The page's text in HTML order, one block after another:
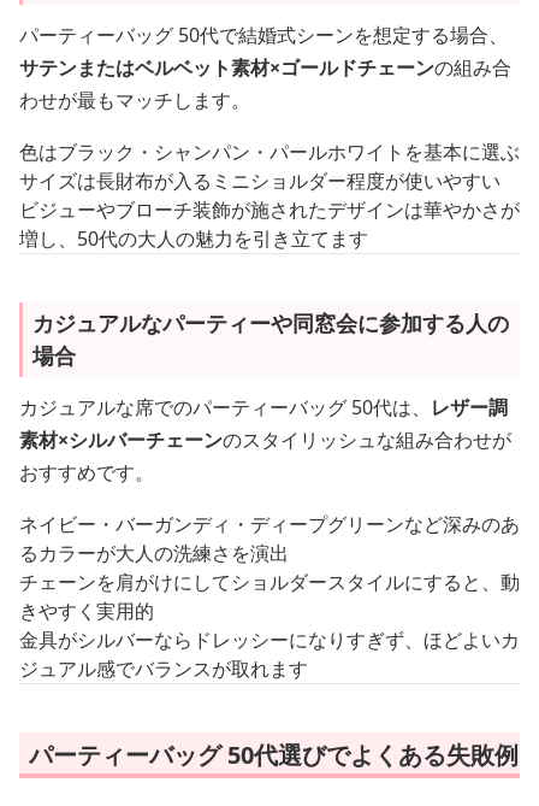
パーティーバッグ 50代で結婚式シーンを想定する場合、
サテンまたはベルベット素材×ゴールドチェーンの組み合
わせが最もマッチします。
色はブラック・シャンパン・パールホワイトを基本に選ぶ
サイズは長財布が入るミニショルダー程度が使いやすい
ビジューやブローチ装飾が施されたデザインは華やかさが
増し、50代の大人の魅力を引き立てます
カジュアルなパーティーや同窓会に参加する人の
場合
カジュアルな席でのパーティーバッグ 50代は、 レザー調
素材×シルバーチェーンのスタイリッシュな組み合わせが
おすすめです。
ネイビー・バーガンディ・ディープグリーンなど深みのあ
るカラーが大人の洗練さを演出
チェーンを肩がけにしてショルダースタイルにすると、動
きやすく実用的
金具がシルバーならドレッシーになりすぎず、ほどよいカ
ジュアル感でバランスが取れます
パーティーバッグ 50代選びでよくある失敗例